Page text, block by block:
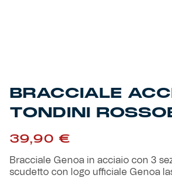
Urban Collection
Throwback Duemila
Sebago x Genoa
BRACCIALE
TONDINI
39,90 €
Bracciale Genoa in acciaio con 3
scudetto con logo ufficiale Genoa